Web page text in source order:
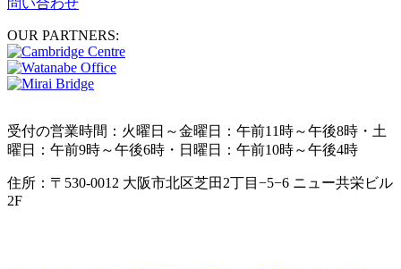
OUR PARTNERS:
受付の営業時間：火曜日～金曜日：午前11時～午後8時・土
曜日：午前9時～午後6時・日曜日：午前10時～午後4時
住所：〒530-0012 大阪市北区芝田2丁目−5−6 ニュー共栄ビル
2F